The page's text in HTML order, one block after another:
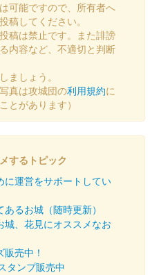
和7年 あじさい花菖蒲版
じさいと花菖蒲をモチーフにし
バージョン
田原城天守閣3,000万人記念御城
可能ですので、所有者へ
稿してください。
稿は禁止です。また誹謗
内容など、不適切と判断
ましょう。
真は攻城団の利用規約に
とがあります）
するトピック
に運営をサポートしてい
るお城（随時更新）
城、花見にオススメなお
売中！
タンプ販売中